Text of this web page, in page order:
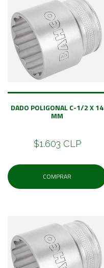
DADO POLIGONAL C-1/2 X 14
MM
$1.603 CLP
COMPRAR